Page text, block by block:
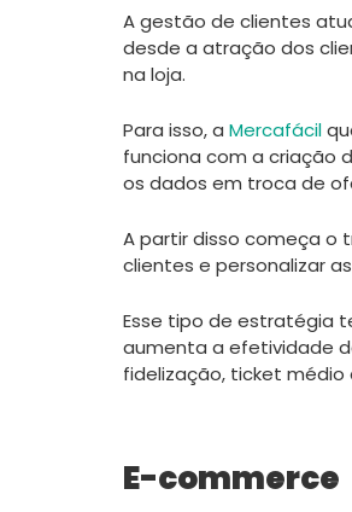
A gestão de clientes
desde a atração dos
na loja.
Para isso, a Mercafácil
funciona com a criação
os dados em troca de
A partir disso começa o
clientes e personalizar
Esse tipo de estratégia
aumenta a efetividade
fidelização, ticket
E-commerce